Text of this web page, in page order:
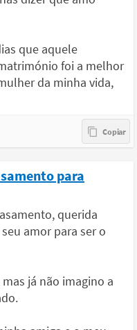
que aquele
foi a melhor
da minha vida,
para
querida
amor para ser o
já não imagino a